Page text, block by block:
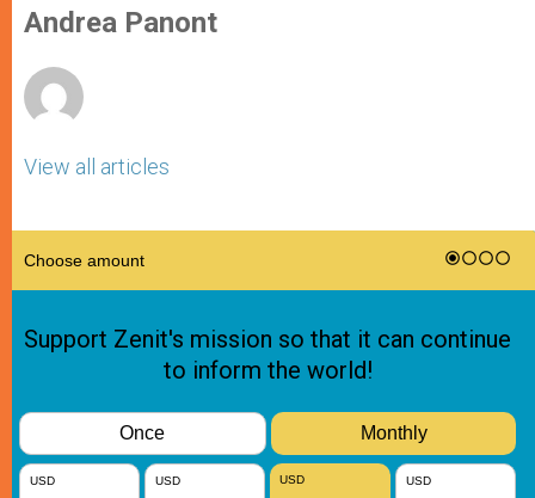
p
p
g
e
o
k
r
Andrea Panont
View all articles